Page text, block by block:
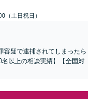
（土日祝日）
容疑で逮捕されてしまったら
以上の相談実績】【全国対